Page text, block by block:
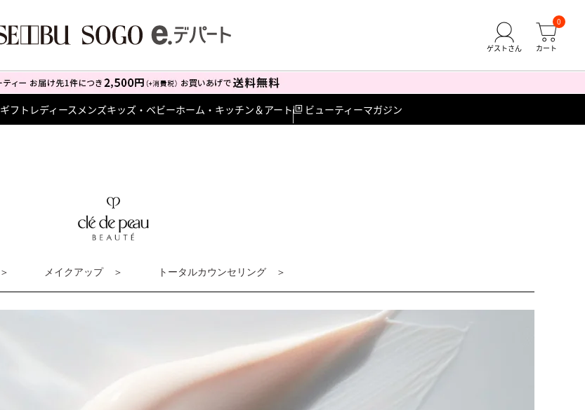
0
ギフト レディース メンズキッズ・ベビーホーム・キッチン＆アート ビューティーマガジン
メイクアップ トータルカウンセリング